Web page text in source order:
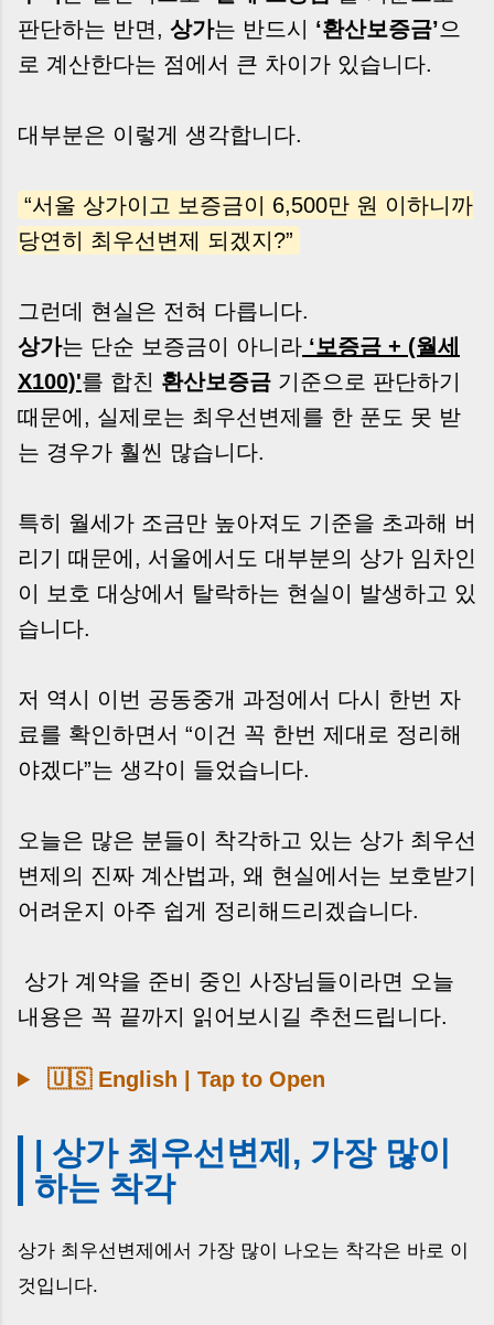
판단하는 반면, 상가는 반드시 ‘환산보증금’으
로 계산한다는 점에서 큰 차이가 있습니다.
대부분은 이렇게 생각합니다.
“서울 상가이고 보증금이 6,500만 원 이하니까
당연히 최우선변제 되겠지?”
그런데 현실은 전혀 다릅니다.
상가는 단순 보증금이 아니라 ‘보증금 + (월세
X100)'를 합친 환산보증금 기준으로 판단하기
때문에, 실제로는 최우선변제를 한 푼도 못 받
는 경우가 훨씬 많습니다.
특히 월세가 조금만 높아져도 기준을 초과해 버
리기 때문에, 서울에서도 대부분의 상가 임차인
이 보호 대상에서 탈락하는 현실이 발생하고 있
습니다.
저 역시 이번 공동중개 과정에서 다시 한번 자
료를 확인하면서 “이건 꼭 한번 제대로 정리해
야겠다”는 생각이 들었습니다.
오늘은 많은 분들이 착각하고 있는 상가 최우선
변제의 진짜 계산법과, 왜 현실에서는 보호받기
어려운지 아주 쉽게 정리해드리겠습니다.
상가 계약을 준비 중인 사장님들이라면 오늘
내용은 꼭 끝까지 읽어보시길 추천드립니다.
🇺🇸 English | Tap to Open
| 상가 최우선변제, 가장 많이
하는 착각
상가 최우선변제에서 가장 많이 나오는 착각은 바로 이
것입니다.